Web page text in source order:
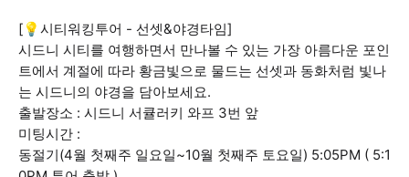
[💡시티워킹투어 - 선셋&야경타임]
시드니 시티를 여행하면서 만나볼 수 있는 가장 아름다운 포인
트에서 계절에 따라 황금빛으로 물드는 선셋과 동화처럼 빛나
는 시드니의 야경을 담아보세요.
출발장소 : 시드니 서큘러키 와프 3번 앞
미팅시간 :
동절기(4월 첫째주 일요일~10월 첫째주 토요일) 5:05PM ( 5:1